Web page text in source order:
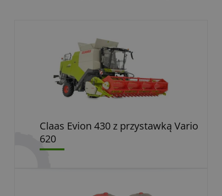
Claas Evion 430 z przystawką Vario
620